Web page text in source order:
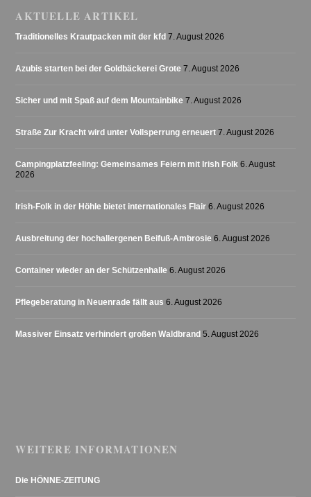
AKTUELLE ARTIKEL
Traditionelles Krautpacken mit der kfd 7. August 2026
Azubis starten bei der Goldbäckerei Grote 7. August 2026
Sicher und mit Spaß auf dem Mountainbike 7. August 2026
Straße Zur Kracht wird unter Vollsperrung erneuert 7. August 2026
Campingplatzfeeling: Gemeinsames Feiern mit Irish Folk 6. August
2026
Irish-Folk in der Höhle bietet internationales Flair 6. August 2026
Ausbreitung der hochallergenen Beifuß-Ambrosie 6. August 2026
Container wieder an der Schützenhalle 6. August 2026
Pflegeberatung in Neuenrade fällt aus 6. August 2026
Massiver Einsatz verhindert großen Waldbrand 5. August 2026
WEITERE INFORMATIONEN
Die HÖNNE-ZEITUNG